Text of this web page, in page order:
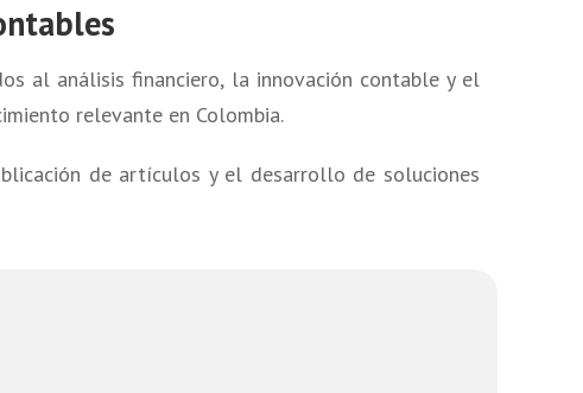
al análisis financiero, la innovación contable y el
relevante en Colombia.
de artículos y el desarrollo de soluciones